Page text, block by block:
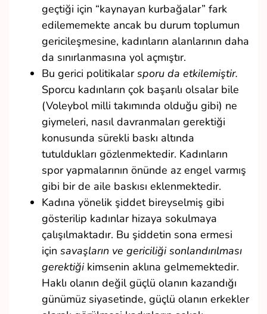
geçtiği için “kaynayan kurbağalar” fark
edilememekte ancak bu durum toplumun
gericileşmesine, kadınların alanlarının daha
da sınırlanmasına yol açmıştır.
Bu gerici politikalarsporu da etkilemiştir.
Sporcu kadınların çok başarılı olsalar bile
(Voleybol milli takımında olduğu gibi) ne
giymeleri, nasıl davranmaları gerektiği
konusunda sürekli baskı altında
tutuldukları gözlenmektedir. Kadınların
spor yapmalarının önünde az engel varmış
gibi bir de aile baskısı eklenmektedir.
Kadına yönelik şiddet bireyselmiş gibi
gösterilip kadınlar hizaya sokulmaya
çalışılmaktadır. Bu şiddetin sona ermesi
için savaşların ve gericiliği sonlandırılması
gerektiği kimsenin aklına gelmemektedir.
Haklı olanın değil güçlü olanın kazandığı
günümüz siyasetinde, güçlü olanın erkekler